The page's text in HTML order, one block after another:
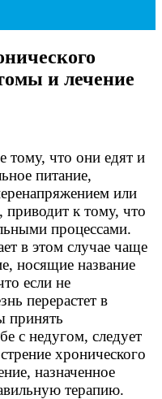
и лечение
тому, что они едят и
питание,
или
к тому, что
процессами.
в этом случае чаще
носящие название
если не
перерастет в
принять
с недугом, следует
хронического
назначенное
терапию.